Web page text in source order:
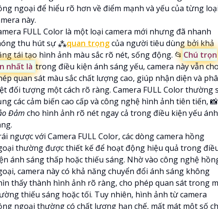
ngoại để hiểu rõ hơn về điểm mạnh và yếu của từng
này.
FULL Color là một loại camera mới nhưng đã nhanh
thu hút sự ⁂quan trọngcủa người tiêu dùng bởi khả
tái tạo hình ảnh màu sắc rõ nét, sống động. 📂 Chú trọn
nhất là trong điều kiện ánh sáng yếu, camera này vẫn
quan sát màu sắc chất lượng cao, giúp nhận diện và
đối tượng một cách rõ ràng. Camera FULL Color thường
các cảm biến cao cấp và công nghệ hình ảnh tiên tiến, 📸
Đảm cho hình ảnh rõ nét ngay cả trong điều kiện yếu ánh
ngược với Camera FULL Color, các dòng camera hồng
thường được thiết kế để hoạt động hiệu quả trong
ánh sáng thấp hoặc thiếu sáng. Nhờ vào công nghệ
camera này có khả năng chuyển đổi ánh sáng không
thấy thành hình ảnh rõ ràng, cho phép quan sát trong
thiếu sáng hoặc tối. Tuy nhiên, hình ảnh từ camera
ngoại thường có chất lượng hạn chế, mất mát một số